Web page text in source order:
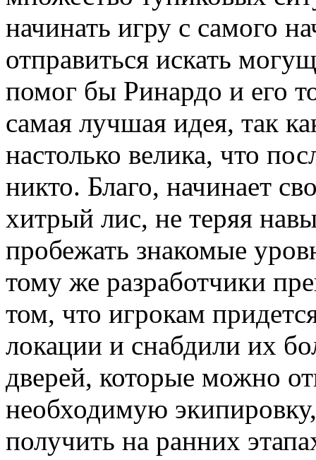
начинать игру с самого
отправиться искать
помог бы Ринардо и его
самая лучшая идея, так
настолько велика, что
никто. Благо, начинает
хитрый лис, не теряя
пробежать знакомые
тому же разработчики
том, что игрокам
локации и снабдили их
дверей, которые можно
необходимую
получить на ранних